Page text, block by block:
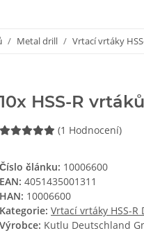
Metal drill Vrtací vrtáky
10x HSS-R
(1 Hodnocení)
Číslo článku: 10006600
EAN: 4051435001311
HAN: 10006600
Kategorie: Vrtací vrtáky HSS-R
Výrobce: Kutlu Deutschland